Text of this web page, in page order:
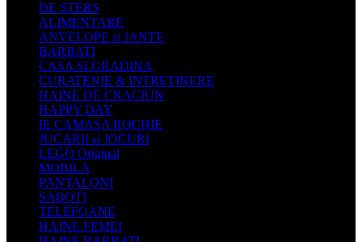
DE STERS
ALIMENTARE
ANVELOPE si JANTE
BARBATI
CASA SI GRADINA
CURATENIE & INTRETINERE
HAINE DE CRACIUN
HAPPY DAY
IE CAMASA ROCHIE
JUCARII si JOCURI
LEGO Original
MOBILA
PANTALONI
SABOTI
TELEFOANE
HAINE FEMEI